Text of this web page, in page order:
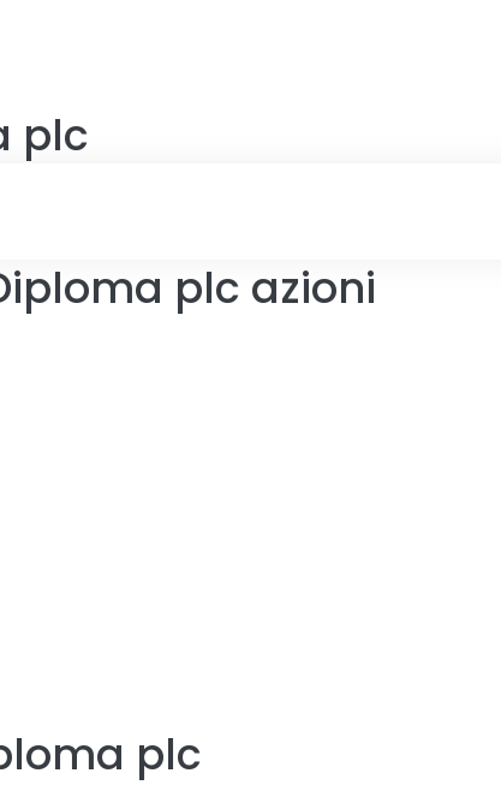
plc
plc azioni
plc